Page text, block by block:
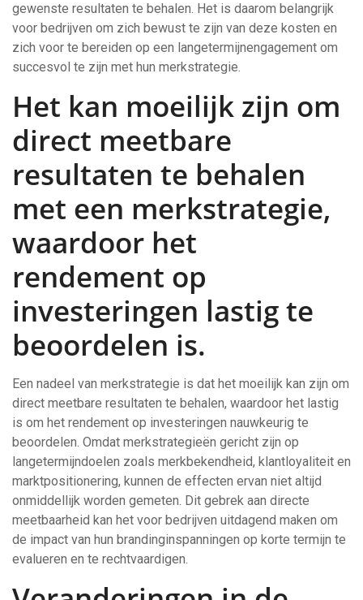
gewenste resultaten te behalen. Het is daarom belangrijk
voor bedrijven om zich bewust te zijn van deze kosten en
zich voor te bereiden op een langetermijnengagement om
succesvol te zijn met hun merkstrategie.
Het kan moeilijk zijn om
direct meetbare
resultaten te behalen
met een merkstrategie,
waardoor het
rendement op
investeringen lastig te
beoordelen is.
Een nadeel van merkstrategie is dat het moeilijk kan zijn om
direct meetbare resultaten te behalen, waardoor het lastig
is om het rendement op investeringen nauwkeurig te
beoordelen. Omdat merkstrategieën gericht zijn op
langetermijndoelen zoals merkbekendheid, klantloyaliteit en
marktpositionering, kunnen de effecten ervan niet altijd
onmiddellijk worden gemeten. Dit gebrek aan directe
meetbaarheid kan het voor bedrijven uitdagend maken om
de impact van hun brandinginspanningen op korte termijn te
evalueren en te rechtvaardigen.